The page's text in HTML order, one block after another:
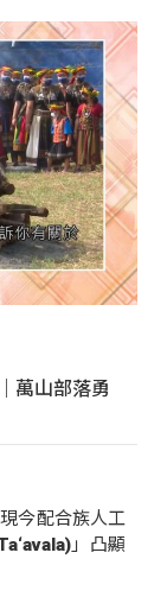
萬山部落勇
今配合族人工
」凸顯